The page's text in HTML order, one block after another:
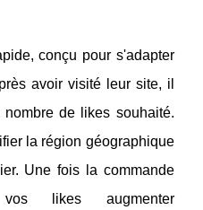
conçu pour s'adapter
avoir visité leur site, il
de likes souhaité.
la région géographique
Une fois la commande
likes augmenter